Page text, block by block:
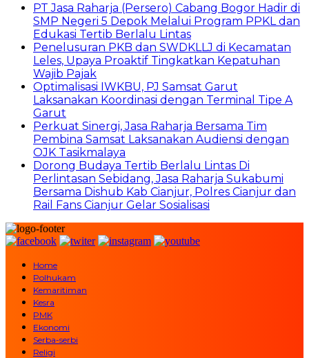
PT Jasa Raharja (Persero) Cabang Bogor Hadir di
SMP Negeri 5 Depok Melalui Program PPKL dan
Edukasi Tertib Berlalu Lintas
Penelusuran PKB dan SWDKLLJ di Kecamatan
Leles, Upaya Proaktif Tingkatkan Kepatuhan
Wajib Pajak
Optimalisasi IWKBU, PJ Samsat Garut
Laksanakan Koordinasi dengan Terminal Tipe A
Garut
Perkuat Sinergi, Jasa Raharja Bersama Tim
Pembina Samsat Laksanakan Audiensi dengan
OJK Tasikmalaya
Dorong Budaya Tertib Berlalu Lintas Di
Perlintasan Sebidang, Jasa Raharja Sukabumi
Bersama Dishub Kab Cianjur, Polres Cianjur dan
Rail Fans Cianjur Gelar Sosialisasi
Home
Polhukam
Kemaritiman
Kesra
PMK
Ekonomi
Serba-serbi
Religi